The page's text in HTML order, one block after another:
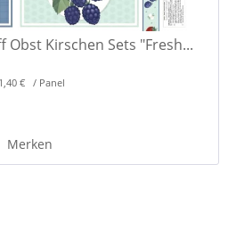
Kirschen Sets "Fresh...
€ / Panel
Merken